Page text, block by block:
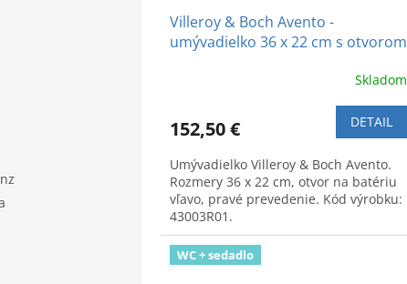
Villeroy & Boch Avento -
umývadielko 36 x 22 cm s otvorom
Skladom
152,50 € DETAIL
Umývadielko Villeroy & Boch Avento.
Rozmery 36 x 22 cm, otvor na batériu
vľavo, pravé prevedenie. Kód výrobku:
43003R01.
WC + sedadlo